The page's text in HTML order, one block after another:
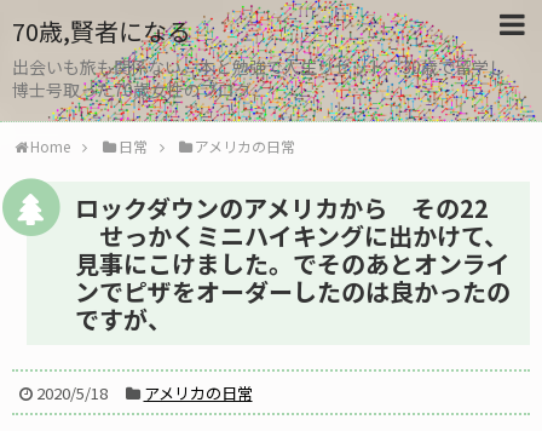
70歳,賢者になる
出会いも旅も関係ない。本と勉強で人生リセット、30歳で留学し
博士号取った70歳女性のブログ
Home 日常 アメリカの日常
ロックダウンのアメリカから その22
せっかくミニハイキングに出かけて、
見事にこけました。でそのあとオンライ
ンでピザをオーダーしたのは良かったの
ですが、
2020/5/18 アメリカの日常